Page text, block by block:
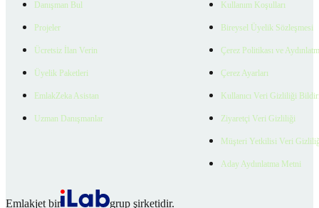
Danışman Bul
Projeler
Ücretsiz İlan Verin
Üyelik Paketleri
EmlakZeka Asistan
Uzman Danışmanlar
Kullanım Koşulları
Bireysel Üyelik Sözleşmesi
Çerez Politikası ve
Çerez Ayarları
Kullanıcı Veri Gizliliği
Ziyaretçi Veri Gizliliği
Müşteri Yetkilisi Veri
Aday Aydınlatma Metni
Emlakjet bir
grup şirketidir.